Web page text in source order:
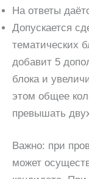
На ответы
Допускается
тематических
добавит 5
блока и
этом общее
превышать
Важно: при
может